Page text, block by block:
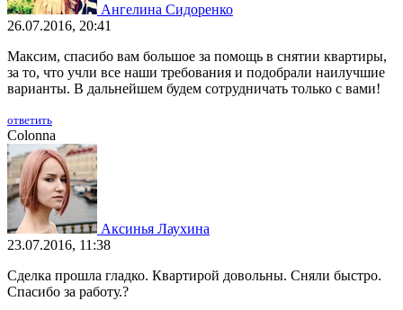
Ангелина Сидоренко
26.07.2016, 20:41
Максим, спасибо вам большое за помощь в снятии квартиры,
за то, что учли все наши требования и подобрали наилучшие
варианты. В дальнейшем будем сотрудничать только с вами!
ответить
Colonna
Аксинья Лаухина
23.07.2016, 11:38
Сделка прошла гладко. Квартирой довольны. Сняли быстро.
Спасибо за работу.?